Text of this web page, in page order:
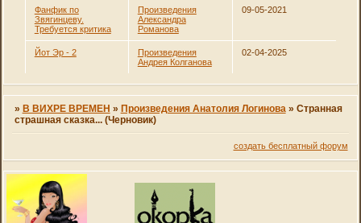
Фанфик по
Звягинцеву.
Требуется критика
Произведения
Александра
Романова
09-05-2021
Йот Эр - 2
Произведения
Андрея Колганова
02-04-2025
» В ВИХРЕ ВРЕМЕН » Произведения Анатолия Логинова » Странная
страшная сказка... (Черновик)
создать бесплатный форум